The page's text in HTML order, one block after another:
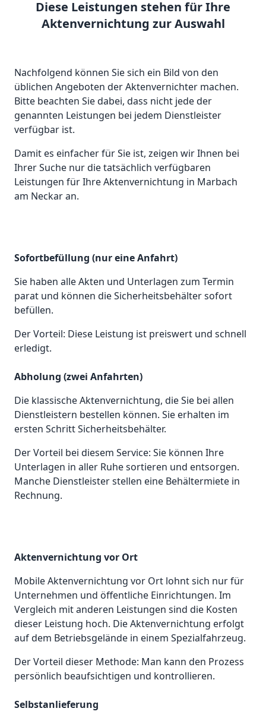
Diese Leistungen stehen für Ihre
Aktenvernichtung zur Auswahl
Nachfolgend können Sie sich ein Bild von den
üblichen Angeboten der Aktenvernichter machen.
Bitte beachten Sie dabei, dass nicht jede der
genannten Leistungen bei jedem Dienstleister
verfügbar ist.
Damit es einfacher für Sie ist, zeigen wir Ihnen bei
Ihrer Suche nur die tatsächlich verfügbaren
Leistungen für Ihre Aktenvernichtung in Marbach
am Neckar an.
Sofortbefüllung (nur eine Anfahrt)
Sie haben alle Akten und Unterlagen zum Termin
parat und können die Sicherheitsbehälter sofort
befüllen.
Der Vorteil: Diese Leistung ist preiswert und schnell
erledigt.
Abholung (zwei Anfahrten)
Die klassische Aktenvernichtung, die Sie bei allen
Dienstleistern bestellen können. Sie erhalten im
ersten Schritt Sicherheitsbehälter.
Der Vorteil bei diesem Service: Sie können Ihre
Unterlagen in aller Ruhe sortieren und entsorgen.
Manche Dienstleister stellen eine Behältermiete in
Rechnung.
Aktenvernichtung vor Ort
Mobile Aktenvernichtung vor Ort lohnt sich nur für
Unternehmen und öffentliche Einrichtungen. Im
Vergleich mit anderen Leistungen sind die Kosten
dieser Leistung hoch. Die Aktenvernichtung erfolgt
auf dem Betriebsgelände in einem Spezialfahrzeug.
Der Vorteil dieser Methode: Man kann den Prozess
persönlich beaufsichtigen und kontrollieren.
Selbstanlieferung